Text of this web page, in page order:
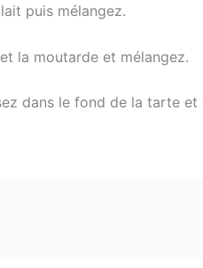
puis mélangez.
la moutarde et mélangez.
dans le fond de la tarte